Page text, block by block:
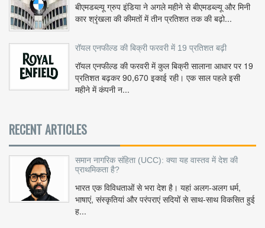
बीएमडब्ल्यू ग्रुप इंडिया ने अगले महीने से बीएमडब्ल्यू और मिनी
कार श्रृंखला की कीमतों में तीन प्रतिशत तक की बढ़ो...
रॉयल एनफील्ड की बिक्री फरवरी में 19 प्रतिशत बढ़ी
रॉयल एनफील्ड की फरवरी में कुल बिक्री सालाना आधार पर 19
प्रतिशत बढ़कर 90,670 इकाई रही। एक साल पहले इसी
महीने में कंपनी न...
RECENT ARTICLES
समान नागरिक संहिता (UCC): क्या यह वास्तव में देश की
प्राथमिकता है?
भारत एक विविधताओं से भरा देश है। यहां अलग-अलग धर्म,
भाषाएं, संस्कृतियां और परंपराएं सदियों से साथ-साथ विकसित हुई
ह...